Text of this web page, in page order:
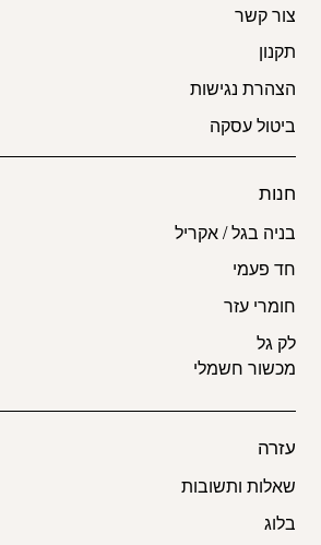
צור קשר
תקנון
הצהרת נגישות
ביטול עסקה
חנות
בניה בגל / אקריל
חד פעמי
חומרי עזר
לק גל
מכשור חשמלי
עזרה
שאלות ותשובות
בלוג